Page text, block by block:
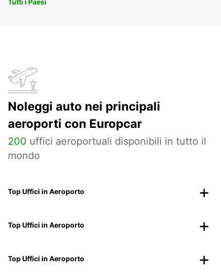
Tutti i Paesi
Noleggi auto nei principali
aeroporti con Europcar
200 uffici aeroportuali disponibili in tutto il
mondo
Top Uffici in Aeroporto
Top Uffici in Aeroporto
Top Uffici in Aeroporto